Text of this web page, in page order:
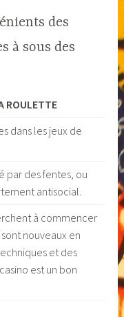
des
à sous des
ROULETTE
dans les jeux de
par des fentes, ou
antisocial.
à commencer
nouveaux en
et des
est un bon